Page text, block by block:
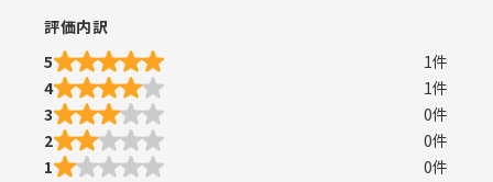
評価内訳
5
1件
4
1件
3
0件
2
0件
1
0件